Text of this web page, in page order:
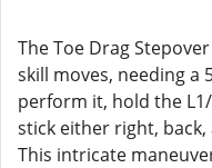
The Toe Drag
skill moves, needing a
perform it, hold the
stick either right,
This intricate